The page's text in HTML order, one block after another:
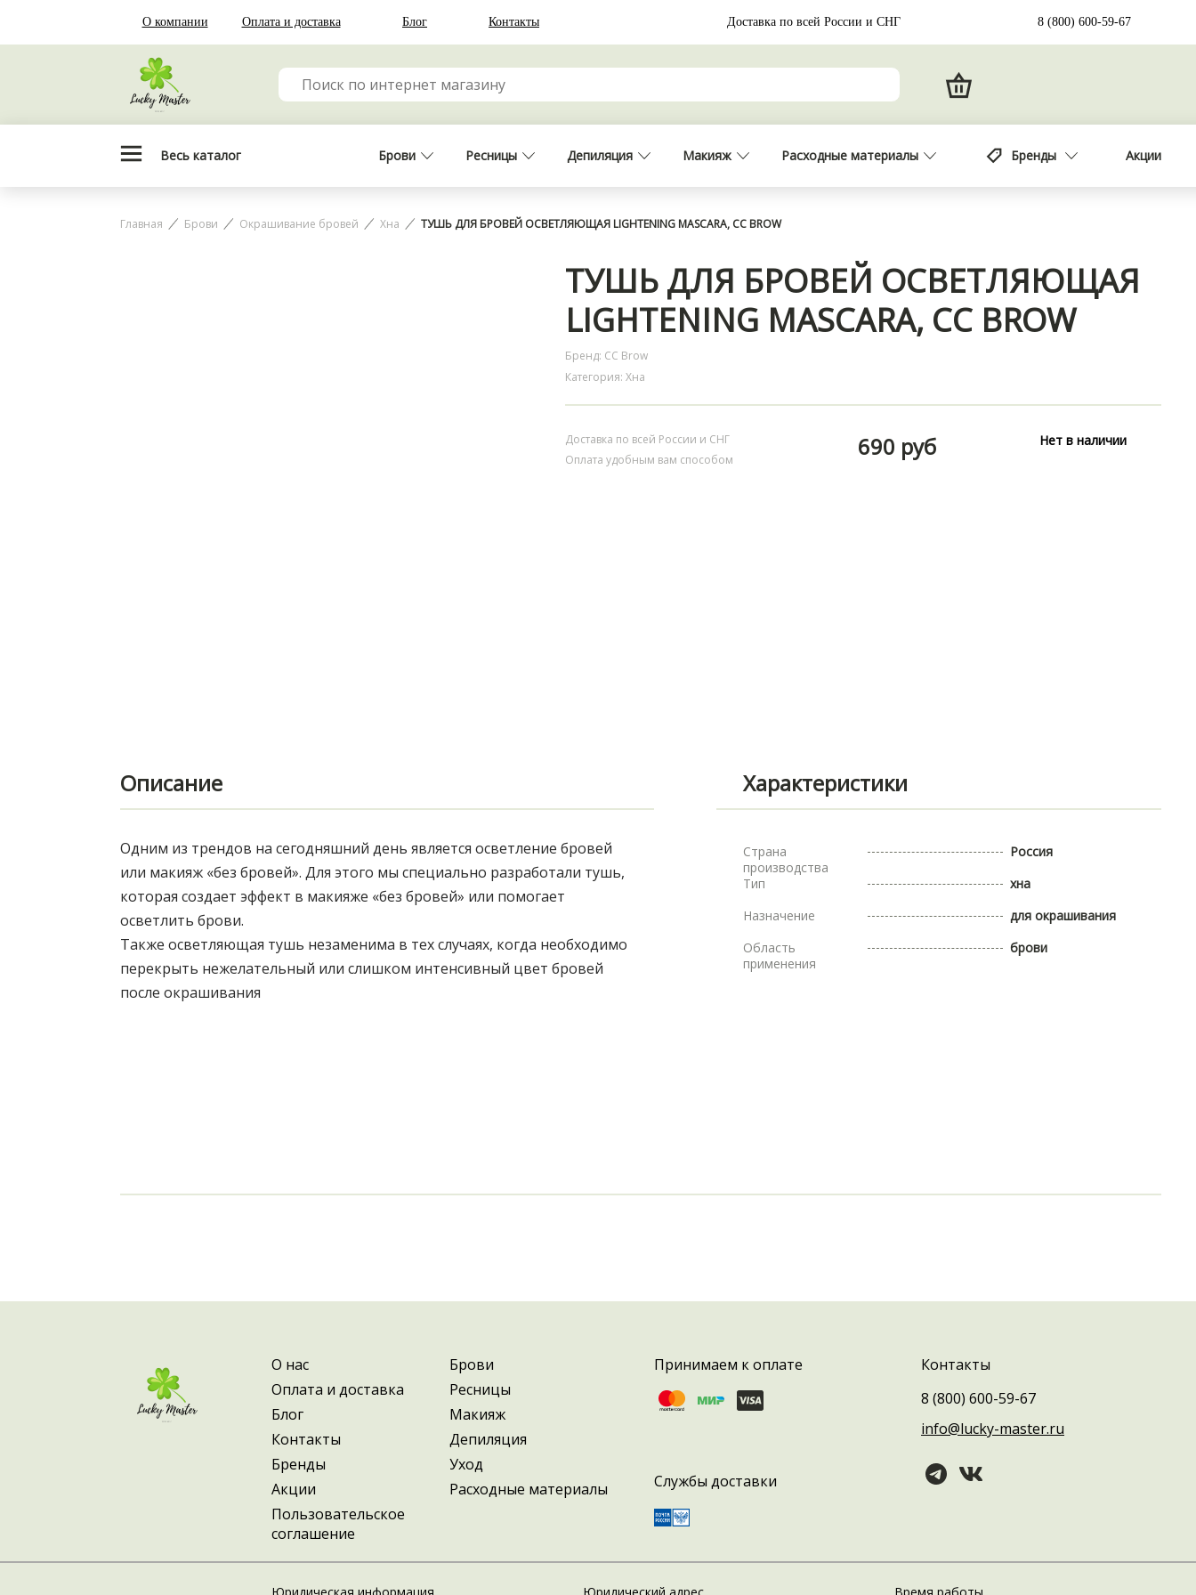
Главная Брови Окрашивание бровей Хна ТУШЬ ДЛЯ БРОВЕЙ ОСВЕТЛЯЮЩАЯ LIGHTENING MASCARA, CC BROW
ТУШЬ ДЛЯ БРОВЕЙ ОСВЕТЛЯЮЩАЯ
LIGHTENING MASCARA, CC BROW
Бренд: CC Brow
Категория: Хна
Доставка по всей России и СНГ
Оплата удобным вам способом
690 руб Нет в наличии
Описание Характеристики
Одним из трендов на сегодняшний день является осветление бровей
или макияж «без бровей». Для этого мы специально разработали тушь,
которая создает эффект в макияже «без бровей» или помогает
осветлить брови.
Также осветляющая тушь незаменима в тех случаях, когда необходимо
перекрыть нежелательный или слишком интенсивный цвет бровей
после окрашивания
Страна
производства
Россия
Тип
хна
Назначение
для окрашивания
Область
применения
брови
О компании Оплата и доставка Блог Контакты Доставка по всей России и СНГ 8 (800) 600-59-67
Весь каталог Брови Ресницы Депиляция Макияж Расходные материалы Бренды Акции
О нас
Оплата и доставка
Блог
Контакты
Бренды
Акции
Пользовательское
соглашение
Брови
Ресницы
Макияж
Депиляция
Уход
Расходные материалы
Принимаем к оплате
Службы доставки
Контакты
8 (800) 600-59-67
info@lucky-master.ru